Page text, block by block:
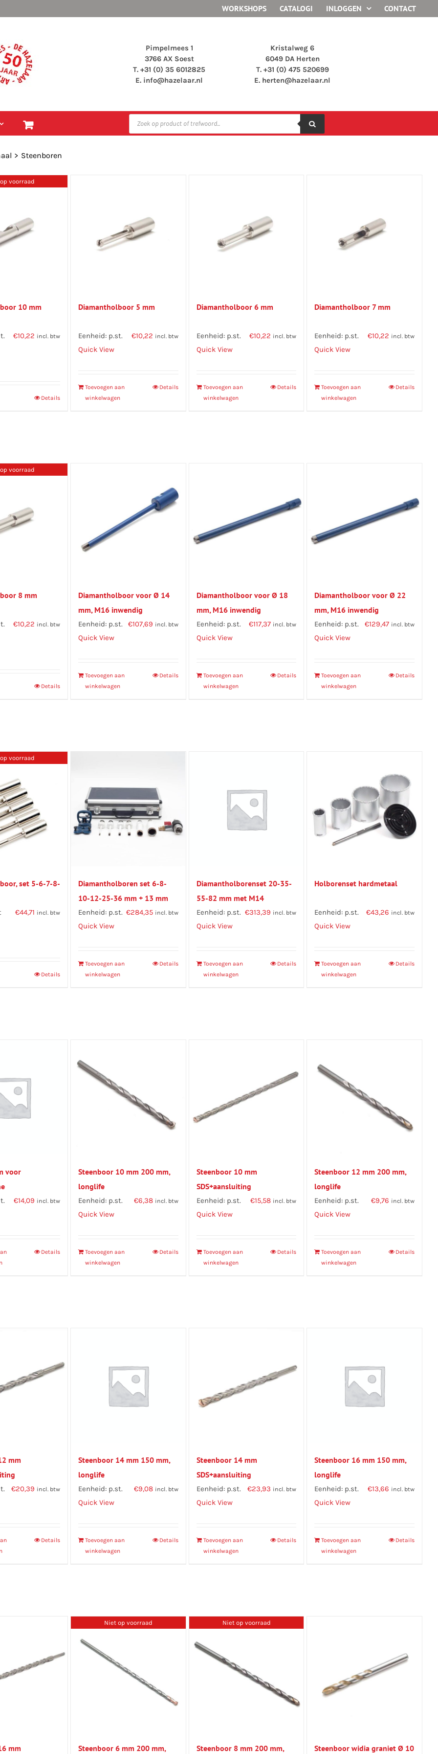
WORKSHOPS CATALOGI INLOGGEN CONTACT
Pimpelmees 1
3766 AX Soest
T. +31 (0) 35 6012825
E. info@hazelaar.nl
Kristalweg 6
6049 DA Herten
T. +31 (0) 475 520699
E. herten@hazelaar.nl
Producten
zoeken
Steenboren
voorraad
10 mm
€10,22 incl. btw
Details
Diamantholboor 5 mm
Eenheid: p.st. €10,22 incl. btw
Quick View
Toevoegen aan
winkelwagen
Details
Diamantholboor 6 mm
Eenheid: p.st. €10,22 incl. btw
Quick View
Toevoegen aan
winkelwagen
Details
Diamantholboor 7 mm
Eenheid: p.st. €10,22 incl. btw
Quick View
Toevoegen aan
winkelwagen
Details
voorraad
8 mm
€10,22 incl. btw
Details
Diamantholboor voor Ø 14
mm, M16 inwendig
Eenheid: p.st. €107,69 incl. btw
Quick View
Toevoegen aan
winkelwagen
Details
Diamantholboor voor Ø 18
mm, M16 inwendig
Eenheid: p.st. €117,37 incl. btw
Quick View
Toevoegen aan
winkelwagen
Details
Diamantholboor voor Ø 22
mm, M16 inwendig
Eenheid: p.st. €129,47 incl. btw
Quick View
Toevoegen aan
winkelwagen
Details
voorraad
set 5-6-7-8-
€44,71 incl. btw
Details
Diamantholboren set 6-8-
10-12-25-36 mm + 13 mm
zeskant water
Eenheid: p.st. €284,35 incl. btw
Quick View
Toevoegen aan
winkelwagen
Details
Diamantholborenset 20-35-
55-82 mm met M14
diamantboren + ste
Eenheid: p.st. €313,39 incl. btw
Quick View
Toevoegen aan
winkelwagen
Details
Holborenset hardmetaal
Eenheid: p.st. €43,26 incl. btw
Quick View
Toevoegen aan
winkelwagen
Details
voor
€14,09 incl. btw
Details
Steenboor 10 mm 200 mm,
longlife
Eenheid: p.st. €6,38 incl. btw
Quick View
Toevoegen aan
winkelwagen
Details
Steenboor 10 mm
SDS+aansluiting
Eenheid: p.st. €15,58 incl. btw
Quick View
Toevoegen aan
winkelwagen
Details
Steenboor 12 mm 200 mm,
longlife
Eenheid: p.st. €9,76 incl. btw
Quick View
Toevoegen aan
winkelwagen
Details
mm
€20,39 incl. btw
Details
Steenboor 14 mm 150 mm,
longlife
Eenheid: p.st. €9,08 incl. btw
Quick View
Toevoegen aan
winkelwagen
Details
Steenboor 14 mm
SDS+aansluiting
Eenheid: p.st. €23,93 incl. btw
Quick View
Toevoegen aan
winkelwagen
Details
Steenboor 16 mm 150 mm,
longlife
Eenheid: p.st. €13,66 incl. btw
Quick View
Toevoegen aan
winkelwagen
Details
mm
Niet op voorraad
Steenboor 6 mm 200 mm,
Niet op voorraad
Steenboor 8 mm 200 mm, Steenboor widia graniet Ø 10